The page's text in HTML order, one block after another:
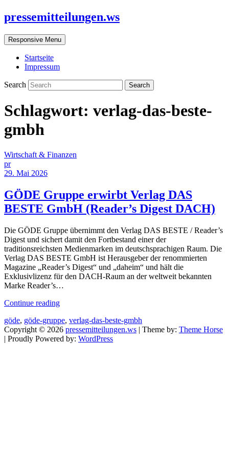
pressemitteilungen.ws
Responsive Menu
Startseite
Impressum
Search
Schlagwort: verlag-das-beste-
gmbh
Wirtschaft & Finanzen
pr
29. Mai 2026
GÖDE Gruppe erwirbt Verlag DAS
BESTE GmbH (Reader’s Digest DACH)
Die GÖDE Gruppe übernimmt den Verlag DAS BESTE / Reader’s
Digest und sichert damit den Fortbestand einer der
traditionsreichsten Medienmarken im deutschsprachigen Raum. Die
Verlag DAS BESTE GmbH ist Herausgeber der renommierten
Magazine „Reader’s Digest“ und „daheim“ und hält die
Exklusivlizenz für den DACH-Raum an der weltweit bekannten
Marke Reader’s…
Continue reading
göde, göde-gruppe, verlag-das-beste-gmbh
Copyright © 2026 pressemitteilungen.ws | Theme by: Theme Horse
| Proudly Powered by: WordPress